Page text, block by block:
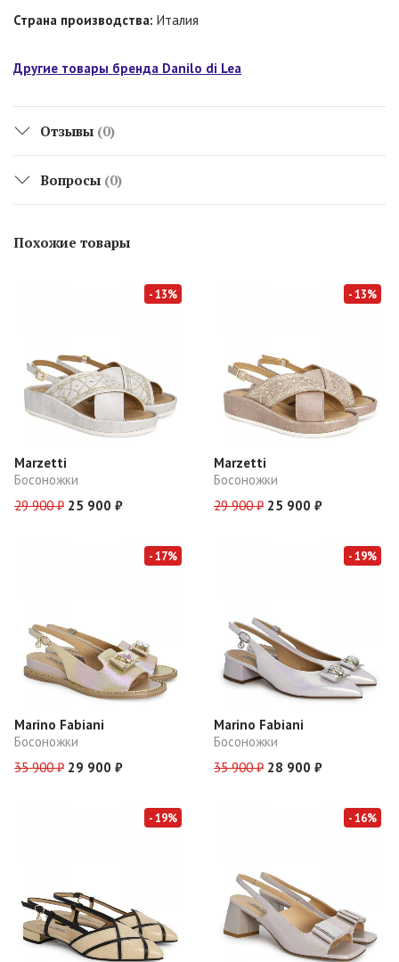
Страна производства: Италия
Другие товары бренда Danilo di Lea
Отзывы (0)
Вопросы (0)
Похожие товары
- 13%
Marzetti
Босоножки
29 900 ₽ 25 900 ₽
- 13%
Marzetti
Босоножки
29 900 ₽ 25 900 ₽
- 17%
Marino Fabiani
Босоножки
35 900 ₽ 29 900 ₽
- 19%
Marino Fabiani
Босоножки
35 900 ₽ 28 900 ₽
- 19% - 16%